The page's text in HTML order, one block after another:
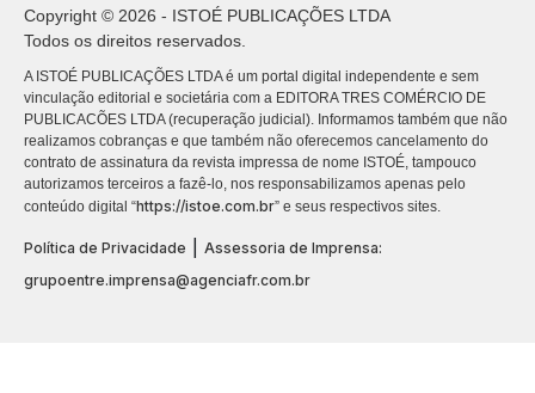
Copyright © 2026 - ISTOÉ PUBLICAÇÕES LTDA
Todos os direitos reservados.
A ISTOÉ PUBLICAÇÕES LTDA é um portal digital independente e sem
vinculação editorial e societária com a EDITORA TRES COMÉRCIO DE
PUBLICACÕES LTDA (recuperação judicial). Informamos também que não
realizamos cobranças e que também não oferecemos cancelamento do
contrato de assinatura da revista impressa de nome ISTOÉ, tampouco
autorizamos terceiros a fazê-lo, nos responsabilizamos apenas pelo
conteúdo digital “https://istoe.com.br” e seus respectivos sites.
Política de Privacidade
Assessoria de Imprensa:
grupoentre.imprensa@agenciafr.com.br